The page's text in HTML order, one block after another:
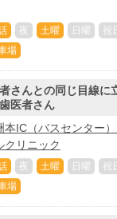
夜 土曜 日曜 祝
場
さんとの同じ目線に
医者さん
本IC（バスセンター
クリニック
夜 土曜 日曜 祝
場